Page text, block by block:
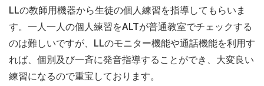
LLの教師用機器から生徒の個人練習を指導してもらいま
す。一人一人の個人練習をALTが普通教室でチェックする
のは難しいですが、LLのモニター機能や通話機能を利用す
れば、個別及び一斉に発音指導することができ、大変良い
練習になるので重宝しております。